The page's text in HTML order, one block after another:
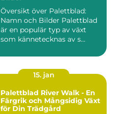
Översikt över Palettblad:
Namn och Bilder Palettblad
är en populär typ av växt
som kännetecknas av s...
15. jan
Palettblad River Walk - En
Färgrik och Mångsidig Växt
för Din Trädgård